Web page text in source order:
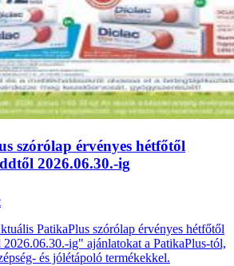
szórólap érvényes hétfőtől
2026.06.30.-ig
PatikaPlus szórólap érvényes hétfőtől
ig" ajánlatokat a PatikaPlus-tól,
és jólétápoló termékekkel.